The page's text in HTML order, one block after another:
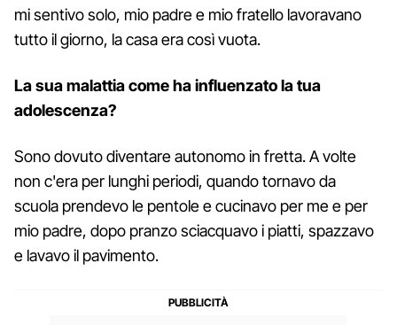
mi sentivo solo, mio padre e mio fratello lavoravano
tutto il giorno, la casa era così vuota.
La sua malattia come ha influenzato la tua
adolescenza?
Sono dovuto diventare autonomo in fretta. A volte
non c'era per lunghi periodi, quando tornavo da
scuola prendevo le pentole e cucinavo per me e per
mio padre, dopo pranzo sciacquavo i piatti, spazzavo
e lavavo il pavimento.